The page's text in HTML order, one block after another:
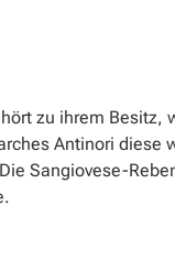
zu ihrem Besitz,
Antinori diese
Sangiovese-